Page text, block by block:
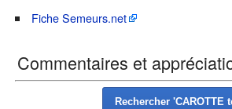
Fiche Semeurs.net
Commentaires et